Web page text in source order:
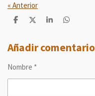
« Anterior
C
p
a
t
C
p
a
C
p
a
C
p
a
Añadir comentario
Nombre *